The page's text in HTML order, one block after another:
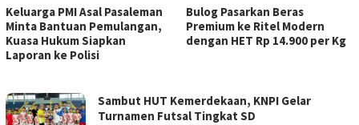
Keluarga PMI Asal Pasaleman
Minta Bantuan Pemulangan,
Kuasa Hukum Siapkan
Laporan ke Polisi
Bulog Pasarkan Beras
Premium ke Ritel Modern
dengan HET Rp 14.900 per Kg
TERAS
WARGA
Sambut HUT Kemerdekaan, KNPI Gelar
Turnamen Futsal Tingkat SD